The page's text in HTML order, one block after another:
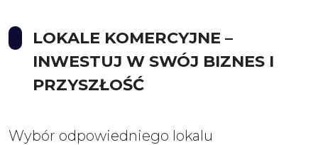
LOKALE KOMERCYJNE –
INWESTUJ W SWÓJ BIZNES I
PRZYSZŁOŚĆ
Wybór odpowiedniego lokalu